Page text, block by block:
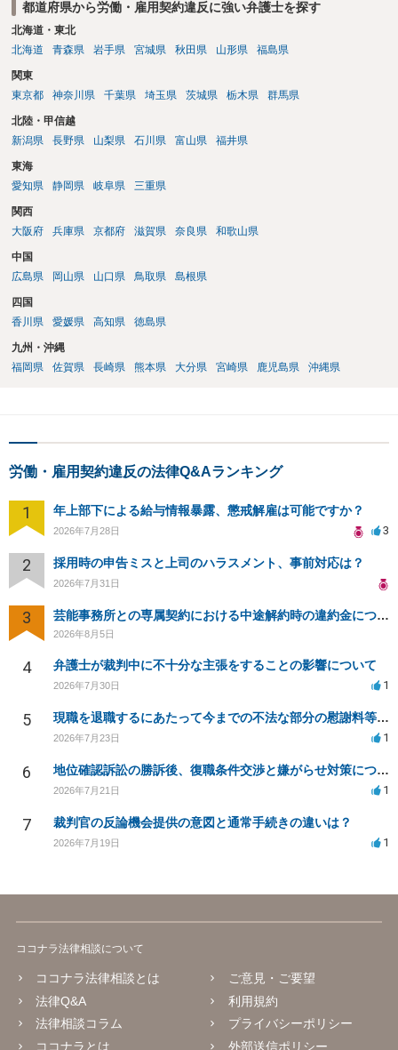
都道府県から労働・雇用契約違反に強い弁護士を探す
北海道・東北
北海道
青森県 岩手県 宮城県 秋田県 山形県 福島県
関東
東京都
神奈川県 千葉県 埼玉県 茨城県 栃木県 群馬県
北陸・甲信越
新潟県
長野県 山梨県 石川県 富山県 福井県
東海
愛知県
静岡県 岐阜県 三重県
関西
大阪府
兵庫県 京都府 滋賀県 奈良県 和歌山県
中国
広島県
岡山県 山口県 鳥取県 島根県
四国
香川県
愛媛県 高知県 徳島県
九州・沖縄
福岡県
佐賀県 長崎県 熊本県 大分県 宮崎県 鹿児島県 沖縄県
労働・雇用契約違反の法律Q&Aランキング
1 年上部下による給与情報暴露、懲戒解雇は可能ですか？
2026年7月28日 3
2 採用時の申告ミスと上司のハラスメント、事前対応は？
2026年7月31日
3 芸能事務所との専属契約における中途解約時の違約金について相談したいです
2026年8月5日
4 弁護士が裁判中に不十分な主張をすることの影響について
2026年7月30日 1
5 現職を退職するにあたって今までの不法な部分の慰謝料等は請求できるのか。
2026年7月23日 1
6 地位確認訴訟の勝訴後、復職条件交渉と嫌がらせ対策について
2026年7月21日 1
7 裁判官の反論機会提供の意図と通常手続きの違いは？
2026年7月19日 1
ココナラ法律相談について
ココナラ法律相談とは
法律Q&A
法律相談コラム
ココナラとは
ご意見・ご要望
利用規約
プライバシーポリシー
外部送信ポリシー